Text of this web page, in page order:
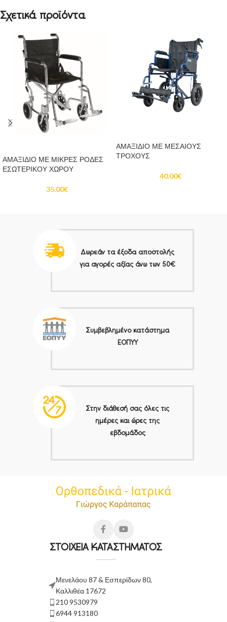
Σχετικά προϊόντα
ΑΜΑΞΙΔΙΟ ΜΕ ΜΙΚΡΕΣ ΡΟΔΕΣ
ΕΣΩΤΕΡΙΚΟΥ ΧΩΡΟΥ
35.00€
ΑΜΑΞΙΔΙΟ ΜΕ ΜΕΣΑΙΟΥΣ
ΤΡΟΧΟΥΣ
40.00€
Δωρεάν τα έξοδα αποστολής
για αγορές αξίας άνω των 50€
Συμβεβλημένο κατάστημα
ΕΟΠΥΥ
Στην διάθεσή σας όλες τις
ημέρες και ώρες της
εβδομάδος
ΣΤΟΙΧΕΙΑ ΚΑΤΑΣΤΗΜΑΤΟΣ
Μενελάου 87 & Εσπερίδων 80,
Καλλιθέα 17672
210 9530979
6944 913180